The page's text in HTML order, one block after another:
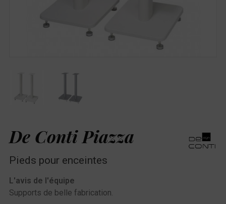
De Conti Piazza
Pieds pour enceintes
L'avis de l'équipe
Supports de belle fabrication.